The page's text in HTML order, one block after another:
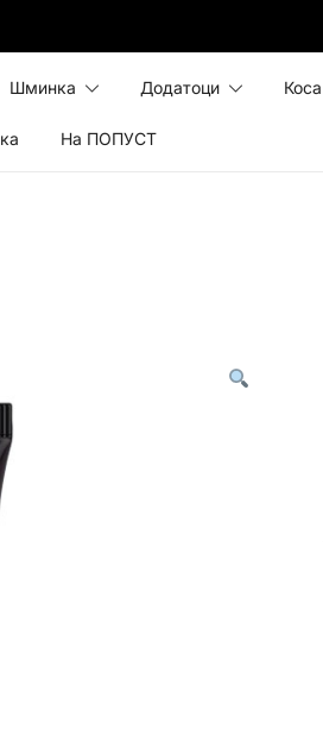
Шминка Додатоци Коса
На ПОПУСТ